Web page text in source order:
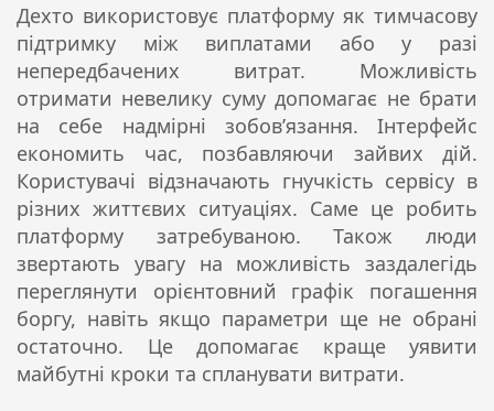
Дехто використовує платформу як тимчасову
підтримку між виплатами або у разі
непередбачених витрат. Можливість
отримати невелику суму допомагає не брати
на себе надмірні зобов’язання. Інтерфейс
економить час, позбавляючи зайвих дій.
Користувачі відзначають гнучкість сервісу в
різних життєвих ситуаціях. Саме це робить
платформу затребуваною. Також люди
звертають увагу на можливість заздалегідь
переглянути орієнтовний графік погашення
боргу, навіть якщо параметри ще не обрані
остаточно. Це допомагає краще уявити
майбутні кроки та спланувати витрати.